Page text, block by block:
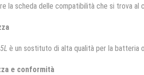
la scheda delle compatibilità che si trova
è un sostituto di alta qualità per la batteria
e conformità